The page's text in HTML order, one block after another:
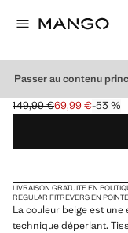
Passer au contenu
TRENCH
Prix initial barré [149,99
149,99 €
Prix actuel [69,99 € ]
69,99 €-53 %
Choisissez une couleur
LIVRAISON GRATUITE EN
REGULAR FITREVERS EN POINTE
La couleur beige est
technique déperlant.